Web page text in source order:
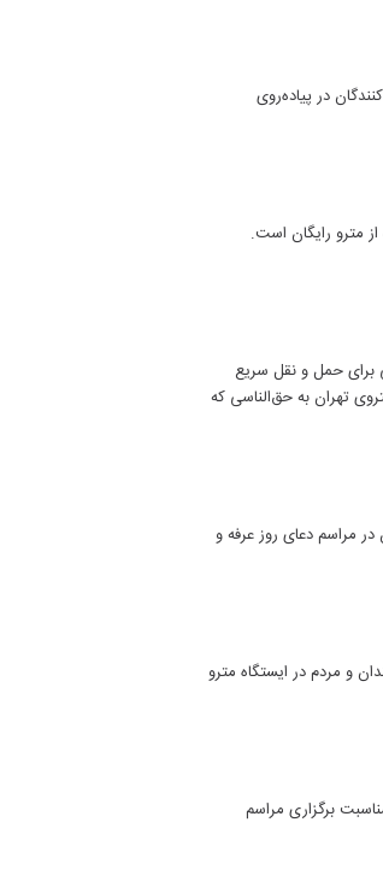
در پیاده‌روی
برای حمل و نقل سریع
تهران به حق‌الناسی که
مراسم دعای روز عرفه و
و مردم در ایستگاه مترو
حومه از سرویس‌دهی ویژه این ناوگان در ۱۳ و ۱۴ خرداد به مناسبت برگزاری مراسم